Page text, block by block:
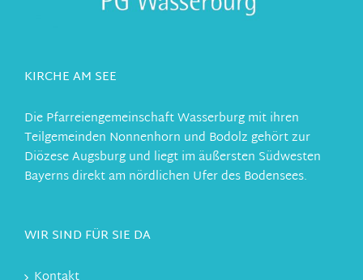
KIRCHE AM SEE
Die Pfarreiengemeinschaft Wasserburg mit ihren
Teilgemeinden Nonnenhorn und Bodolz gehört zur
Diözese Augsburg und liegt im äußersten Südwesten
Bayerns direkt am nördlichen Ufer des Bodensees.
WIR SIND FÜR SIE DA